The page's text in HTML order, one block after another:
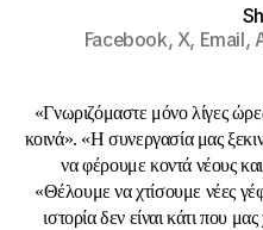
Facebook,X, Email,
«Γνωριζόμαστε μόνο λίγες
κοινά». «Η συνεργασία μας
να φέρουμε κοντά νέους
«Θέλουμε να χτίσουμε νέες
ιστορία δεν είναι κάτι που